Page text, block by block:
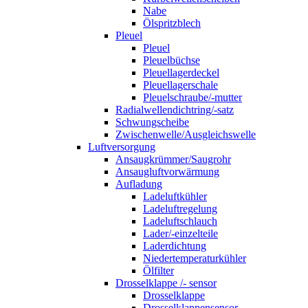
Nabe
Ölspritzblech
Pleuel
Pleuel
Pleuelbüchse
Pleuellagerdeckel
Pleuellagerschale
Pleuelschraube/-mutter
Radialwellendichtring/-satz
Schwungscheibe
Zwischenwelle/Ausgleichswelle
Luftversorgung
Ansaugkrümmer/Saugrohr
Ansaugluftvorwärmung
Aufladung
Ladeluftkühler
Ladeluftregelung
Ladeluftschlauch
Lader/-einzelteile
Laderdichtung
Niedertemperaturkühler
Ölfilter
Drosselklappe /- sensor
Drosselklappe